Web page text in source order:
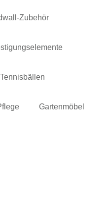
Zubehör
Gartenmöbel